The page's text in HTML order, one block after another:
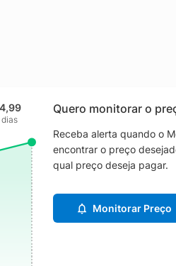
Quero monitorar o
Receba alerta quando o
encontrar o preço
qual preço deseja pagar.
Monitorar Preço